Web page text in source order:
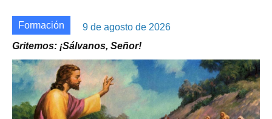
Formación
9 de agosto de 2026
Gritemos: ¡Sálvanos, Señor!